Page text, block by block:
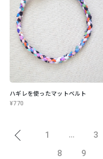
ハギレを使ったマットベルト
¥770
1 ... 3
8
9